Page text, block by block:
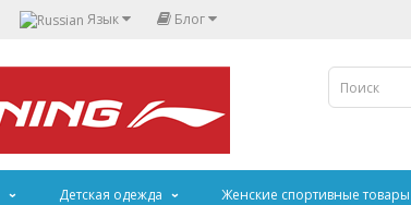
Язык Блог
Детская одежда Женские спортивные товары